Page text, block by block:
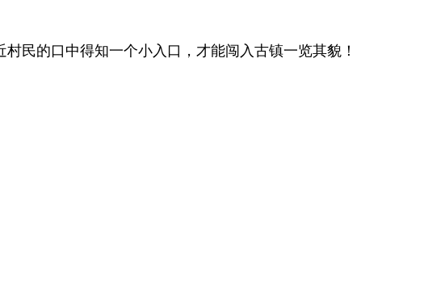
民的口中得知一个小入口，才能闯入古镇一览其貌！